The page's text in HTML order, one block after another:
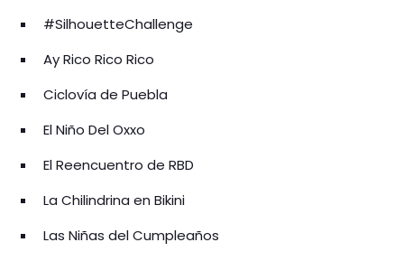
#SilhouetteChallenge
Ay Rico Rico Rico
Ciclovía de Puebla
El Niño Del Oxxo
El Reencuentro de RBD
La Chilindrina en Bikini
Las Niñas del Cumpleaños